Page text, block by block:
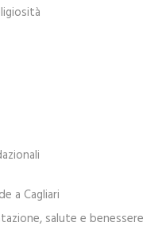
a Cagliari
salute e benessere